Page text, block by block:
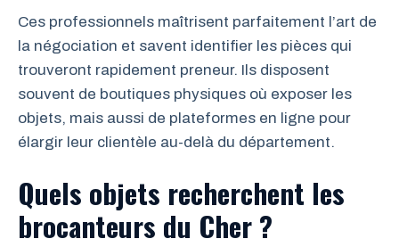
Ces professionnels maîtrisent parfaitement l’art de
la négociation et savent identifier les pièces qui
trouveront rapidement preneur. Ils disposent
souvent de boutiques physiques où exposer les
objets, mais aussi de plateformes en ligne pour
élargir leur clientèle au-delà du département.
Quels objets recherchent les
brocanteurs du Cher ?